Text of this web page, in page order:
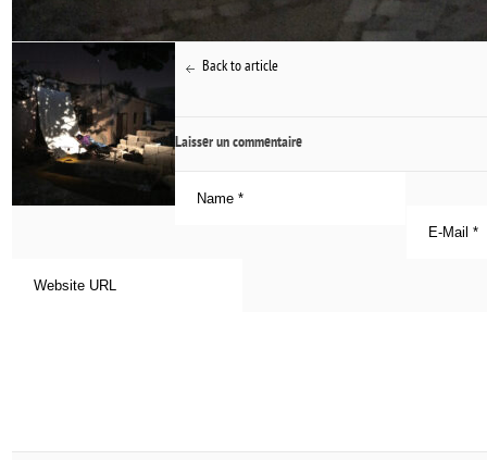
Back to article
Laisser un commentaire